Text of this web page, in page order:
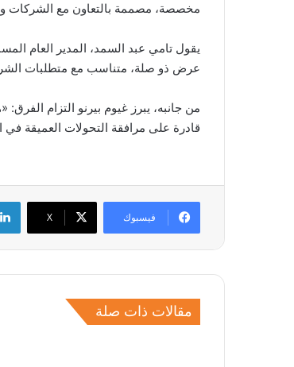
مخصصة، مصممة بالتعاون مع الشركات
يقول تامي عبد السمد، المدير العام
عرض ذو صلة، متناسب مع متطلبات
من جانبه، يبرز غيوم بيرنو التزام
قادرة على مرافقة التحولات العميقة في
فيسبوك ‫X
مقالات ذات صلة